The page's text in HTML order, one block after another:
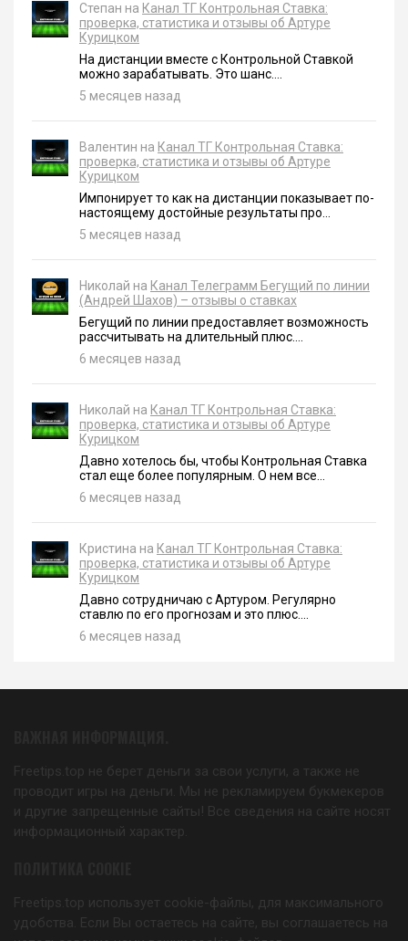
Степан на Канал ТГ Контрольная Ставка:
проверка, статистика и отзывы об Артуре
Курицком
На дистанции вместе с Контрольной Ставкой
можно зарабатывать. Это шанс....
5 месяцев назад
Валентин на Канал ТГ Контрольная Ставка:
проверка, статистика и отзывы об Артуре
Курицком
Импонирует то как на дистанции показывает по-
настоящему достойные результаты про...
5 месяцев назад
Николай на Канал Телеграмм Бегущий по линии
(Андрей Шахов) – отзывы о ставках
Бегущий по линии предоставляет возможность
рассчитывать на длительный плюс....
6 месяцев назад
Николай на Канал ТГ Контрольная Ставка:
проверка, статистика и отзывы об Артуре
Курицком
Давно хотелось бы, чтобы Контрольная Ставка
стал еще более популярным. О нем все...
6 месяцев назад
Кристина на Канал ТГ Контрольная Ставка:
проверка, статистика и отзывы об Артуре
Курицком
Давно сотрудничаю с Артуром. Регулярно
ставлю по его прогнозам и это плюс....
6 месяцев назад
Freetips.top не берет деньги за свои услуги, а также не
проводит игры на деньги. Мы не рекламируем букмекеров
и другие запрещенные сайты! Все сведения на сайте носят
информационный характер.
Freetips.top использует cookie-файлы, для максимального
удобства. Если Вы остаетесь на сайте, вы соглашаетесь на